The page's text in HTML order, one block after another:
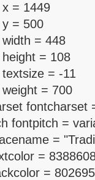
= 1449
= 500
= 448
= 108
= -11
= 700
fontcharset
fontpitch =
=
=
=